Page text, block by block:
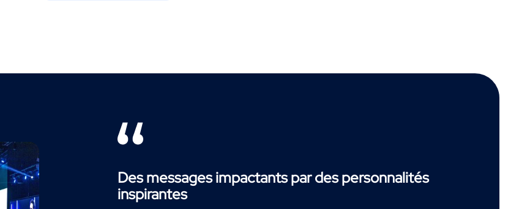
Des messages impactants par des personnalités
inspirantes